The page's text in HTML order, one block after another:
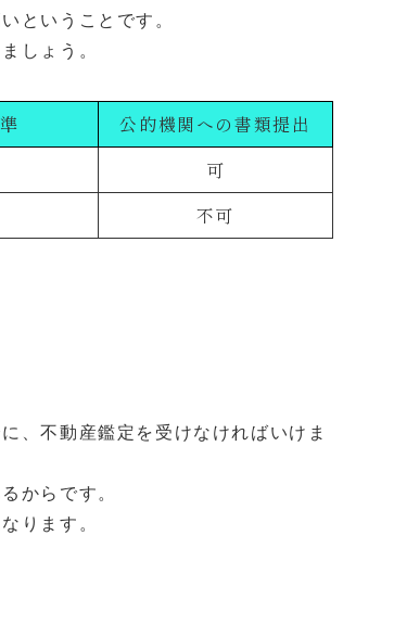
ということです。
しょう。
公的機関への書類提出
可
不可
、不動産鑑定を受けなければいけま
からです。
ります。